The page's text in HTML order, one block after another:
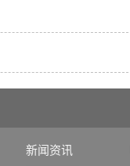
新闻资讯